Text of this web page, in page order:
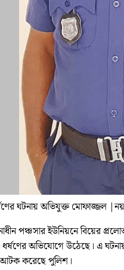
ঘটনায় অভিযুক্ত মোফাজ্জল |
পঞ্চসার ইউনিয়নে বিয়ের
অভিযোগে উঠেছে। এ
করেছে পুলিশ।